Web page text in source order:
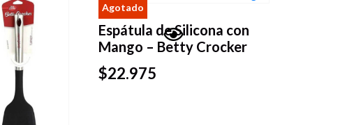
Espátula de Silicona con
Mango – Betty Crocker
$22.975
Vista